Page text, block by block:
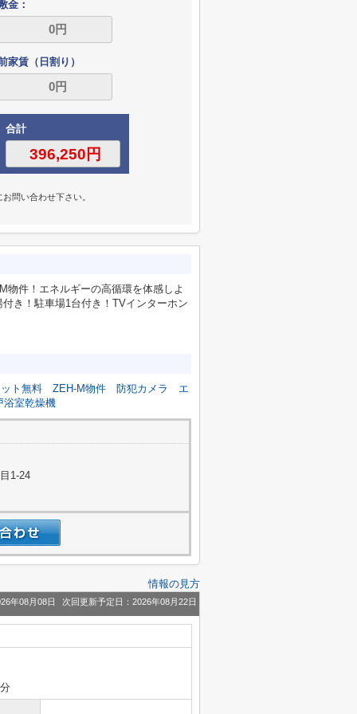
金：
家賃（日割り）
合計
問い合わせ下さい。
件！エネルギーの高循環を体感しよ
き！駐車場1台付き！TVインターホン
ト無料 ZEH-M物件 防犯カメラ
エ
浴室乾燥機
1-24
情報の見方
年08月08日 次回更新予定日：2026年08月22日